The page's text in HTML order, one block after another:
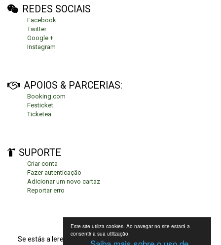
Este site utiliza cookies. Ao navegar no site estará a
consentir a sua utilização.
REDES SOCIAIS
Facebook
Twitter
Google +
Instagram
APOIOS & PARCERIAS:
Booking.com
Festicket
Ticketea
SUPORTE
Criar conta
Fazer autenticação
Adicionar um novo cartaz
Reportar erro
Se estás a leres isto, significa que estás no fundo da página.